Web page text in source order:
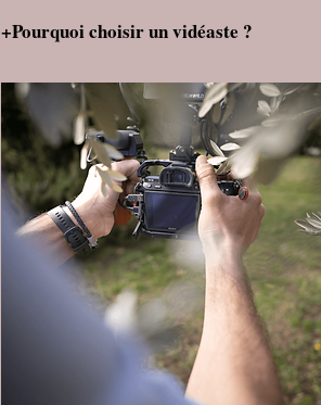
+Pourquoi choisir un vidéaste ?